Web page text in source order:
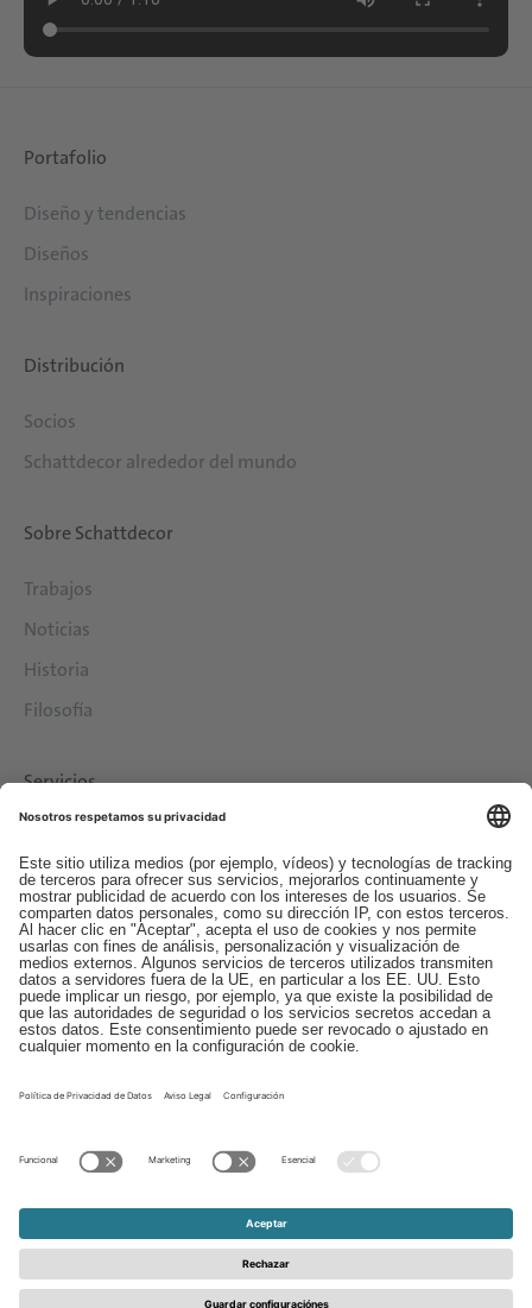
Portafolio
Diseño y tendencias
Diseños
Inspiraciones
Distribución
Socios
Schattdecor alrededor del mundo
Sobre Schattdecor
Trabajos
Noticias
Historia
Filosofía
Servicios
Contacto
EDI
Aviso legal
Canal de Denuncias
Condiciones generales